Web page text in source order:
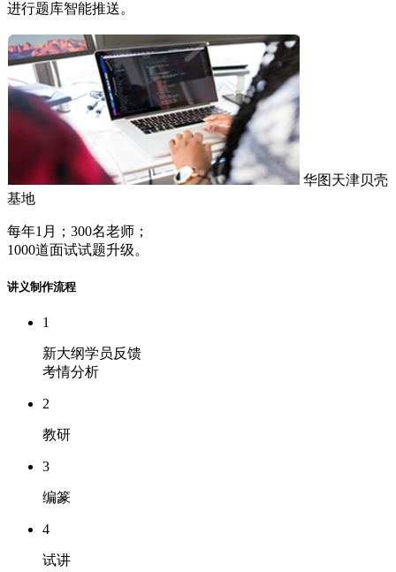
进行题库智能推送。
华图天津贝壳
基地
每年1月；300名老师；
1000道面试试题升级。
讲义制作流程
1
新大纲学员反馈
考情分析
2
教研
3
编篆
4
试讲